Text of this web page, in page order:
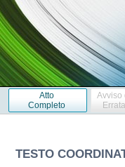
Atto
Completo
Avviso
TESTO